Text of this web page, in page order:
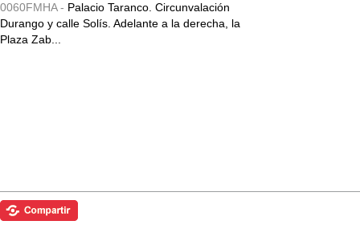
0060FMHA - Palacio Taranco. Circunvalación
Durango y calle Solís. Adelante a la derecha, la
Plaza Zab...